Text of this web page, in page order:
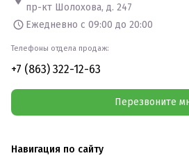
пр-кт Шолохова, д. 247
Ежедневно с 09:00 до 20:00
Телефоны отдела продаж:
+7 (863) 322-12-63
Перезвоните
Навигация по сайту